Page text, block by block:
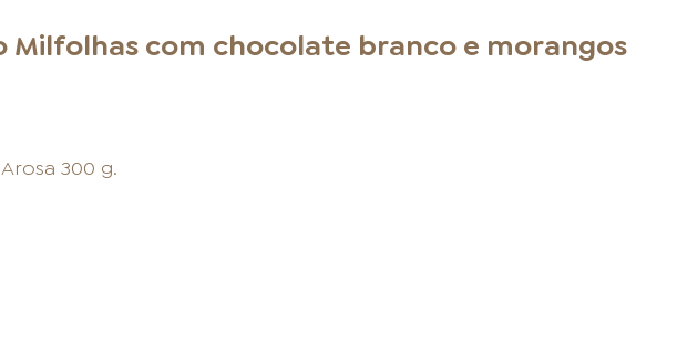
Milfolhas com chocolate branco e morangos
300 g.